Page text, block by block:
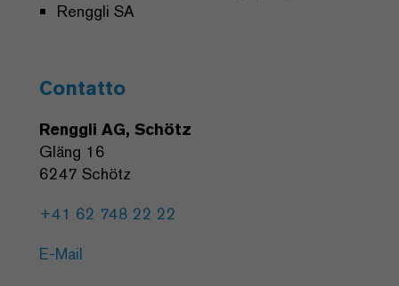
Renggli SA
Contatto
Renggli AG, Schötz
Gläng 16
6247 Schötz
+41 62 748 22 22
E-Mail